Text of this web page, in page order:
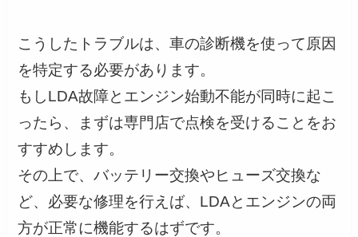
こうしたトラブルは、車の診断機を使って原因
を特定する必要があります。
もしLDA故障とエンジン始動不能が同時に起こ
ったら、まずは専門店で点検を受けることをお
すすめします。
その上で、バッテリー交換やヒューズ交換な
ど、必要な修理を行えば、LDAとエンジンの両
方が正常に機能するはずです。